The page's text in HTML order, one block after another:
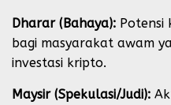
Dharar (Bahaya): Potensi
bagi masyarakat awam
investasi kripto.
Maysir (Spekulasi/Judi):